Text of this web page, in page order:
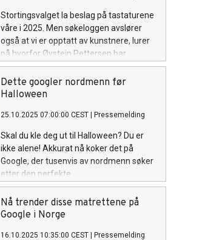
Stortingsvalget la beslag på tastaturene
våre i 2025. Men søkeloggen avslører
også at vi er opptatt av kunstnere, lurer
på hvorfor Øystein Pettersen har
kallenavnet sitt, og sikler etter
rabarbrasaft.
Dette googler nordmenn før
Halloween
25.10.2025 07:00:00 CEST Pressemelding
Skal du kle deg ut til Halloween? Du er
ikke alene! Akkurat nå koker det på
Google, der tusenvis av nordmenn søker
etter den perfekte
kostymeinspirasjonen. Og én ting er
sikkert: Det handler ikke lenger bare om
klassisk skrekk og gru.
Nå trender disse matrettene på
Google i Norge
16.10.2025 10:35:00 CEST Pressemelding